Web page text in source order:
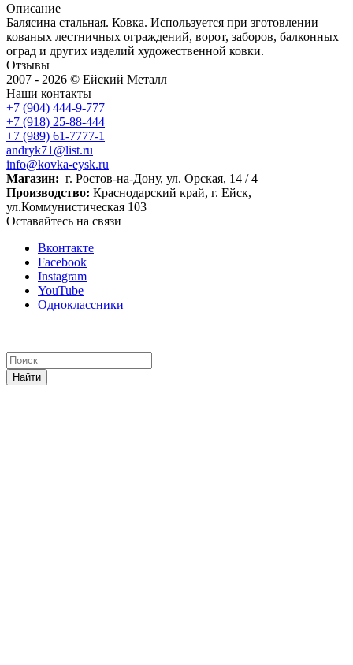
Описание
Балясина стальная. Ковка. Используется при зготовлении
кованых лестничных ограждений, ворот, заборов, балконных
оград и других изделий художественной ковки.
Отзывы
2007 - 2026 © Ейский Металл
Наши контакты
+7 (904) 444-9-777
+7 (918) 25-88-444
+7 (989) 61-7777-1
andryk71@list.ru
info@kovka-eysk.ru
Магазин: г. Ростов-на-Дону, ул. Орская, 14 / 4
Производство: Краснодарский край, г. Ейск,
ул.Коммунистическая 103
Оставайтесь на связи
Вконтакте
Facebook
Instagram
YouTube
Одноклассники
Найти